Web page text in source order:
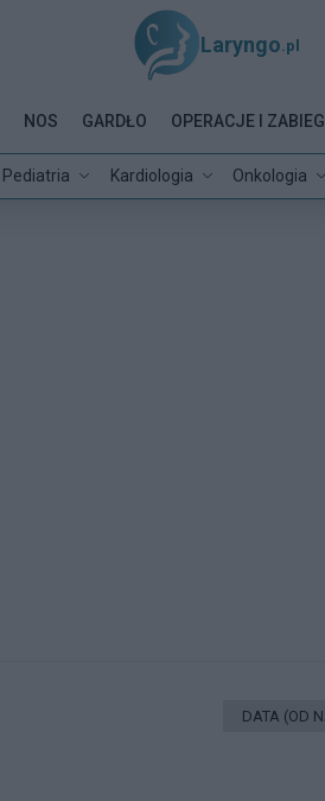
Laryngo .pl
Pediatria Kardiologia Onkologia
NOS GARDŁO OPERACJE I ZABIEGI